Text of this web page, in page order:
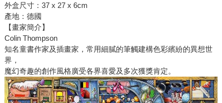
外盒尺寸：37 x 27 x 6cm
產地：德國
【畫家簡介】
Colin Thompson
知名童書作家及插畫家，常用細膩的筆觸建構色彩繽紛的異想世
界，
魔幻奇趣的創作風格廣受各界喜愛及多次獲獎肯定。